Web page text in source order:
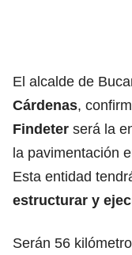
El alcalde de
Cárdenas,
Findeter será la
la pavimentación
Esta entidad
estructurar y
Serán 56